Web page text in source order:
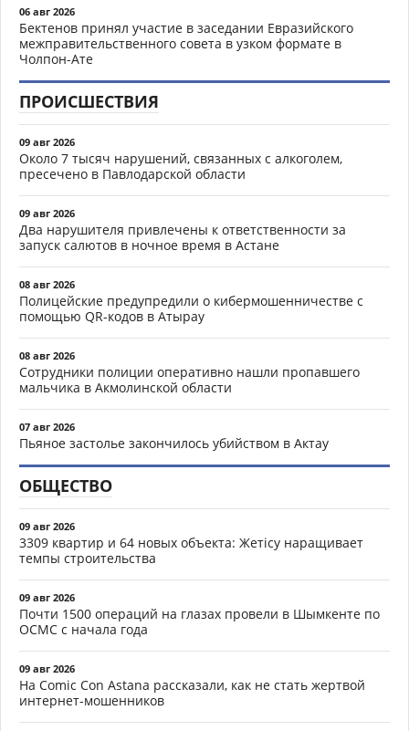
06 авг 2026
Бектенов принял участие в заседании Евразийского
межправительственного совета в узком формате в
Чолпон-Ате
ПРОИСШЕСТВИЯ
09 авг 2026
Около 7 тысяч нарушений, связанных с алкоголем,
пресечено в Павлодарской области
09 авг 2026
Два нарушителя привлечены к ответственности за
запуск салютов в ночное время в Астане
08 авг 2026
Полицейские предупредили о кибермошенничестве с
помощью QR-кодов в Атырау
08 авг 2026
Сотрудники полиции оперативно нашли пропавшего
мальчика в Акмолинской области
07 авг 2026
Пьяное застолье закончилось убийством в Актау
ОБЩЕСТВО
09 авг 2026
3309 квартир и 64 новых объекта: Жетісу наращивает
темпы строительства
09 авг 2026
Почти 1500 операций на глазах провели в Шымкенте по
ОСМС с начала года
09 авг 2026
На Comic Con Astana рассказали, как не стать жертвой
интернет-мошенников